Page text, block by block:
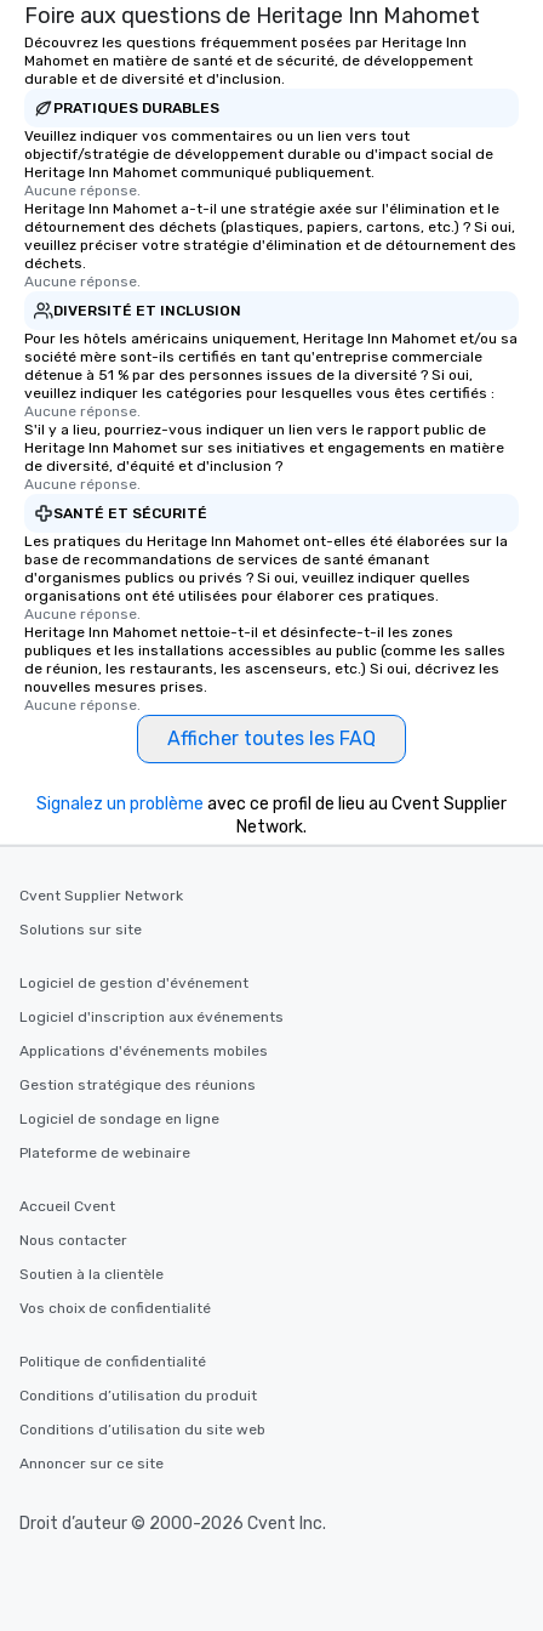
experiences not only provide more
ways to network, but a more convivial
way to do so. Large Groups Welcome
Lip Smacking Foodie Tours is ideal for
groups, small or large. Our
experiences can accommodate
groups from as few as 1 to as many
as 500 guests, making us an ideal
choice for any corporate group event.
Stress-Free Booking Process Booking
a tour is stress-free and allows you to
enjoy the company of your guests
more easily. You’ll take comfort
knowing that everything is taken care
of from the moment the tour is
booked to the minute it concludes.
Since the menu is already set, you
have nothing to worry about. Just
remember to submit ahead of the tour
date any dietary restrictions and food
allergies for anyone in your group.
Feel Like a VIP at Each Stop With Lip
Smacking Foodie Tours, you and your
group members never have to worry
about waiting in line to get into a top
restaurant or being shown to a less
than desirable table. On our tours,
everyone is treated like a VIP with
immediate seating upon arrival.
What’s more, your group may receive
from the restaurant chef. Menus can
be printed featuring your logo, too,
which can be an added bonus for all
For added ease, we can even arrange
transportation pick-up and drop-off,
for groups that desire an extra luxe
glittering lights of The Strip. A
Memorable Experience for All Lip
to gather and dine that few have
experienced, and all are sure to
are special, from the first stop to the
last. It’s an experience that attendees
One of the best reasons to book is the
experience is designed. All
restaurants are within an easy
short stroll allows your group
members a chance to engage in prime
heading to the next place on your tour
Foire aux questions de Heritage Inn Mahomet
Découvrez les questions fréquemment posées par Heritage Inn
Mahomet en matière de santé et de sécurité, de développement
durable et de diversité et d'inclusion.
PRATIQUES DURABLES
Veuillez indiquer vos commentaires ou un lien vers tout
objectif/stratégie de développement durable ou d'impact social de
Heritage Inn Mahomet communiqué publiquement.
Aucune réponse.
Heritage Inn Mahomet a-t-il une stratégie axée sur l'élimination et le
détournement des déchets (plastiques, papiers, cartons, etc.) ? Si oui,
veuillez préciser votre stratégie d'élimination et de détournement des
déchets.
Aucune réponse.
DIVERSITÉ ET INCLUSION
Pour les hôtels américains uniquement, Heritage Inn Mahomet et/ou sa
société mère sont-ils certifiés en tant qu'entreprise commerciale
détenue à 51 % par des personnes issues de la diversité ? Si oui,
veuillez indiquer les catégories pour lesquelles vous êtes certifiés :
Aucune réponse.
S'il y a lieu, pourriez-vous indiquer un lien vers le rapport public de
Heritage Inn Mahomet sur ses initiatives et engagements en matière
de diversité, d'équité et d'inclusion ?
Aucune réponse.
SANTÉ ET SÉCURITÉ
Les pratiques du Heritage Inn Mahomet ont-elles été élaborées sur la
base de recommandations de services de santé émanant
d'organismes publics ou privés ? Si oui, veuillez indiquer quelles
organisations ont été utilisées pour élaborer ces pratiques.
Aucune réponse.
Heritage Inn Mahomet nettoie-t-il et désinfecte-t-il les zones
publiques et les installations accessibles au public (comme les salles
de réunion, les restaurants, les ascenseurs, etc.) Si oui, décrivez les
nouvelles mesures prises.
Aucune réponse.
Afficher toutes les FAQ
Signalez un problème avec ce profil de lieu au Cvent Supplier
Network.
Cvent Supplier Network
Solutions sur site
Logiciel de gestion d'événement
Logiciel d'inscription aux événements
Applications d'événements mobiles
Gestion stratégique des réunions
Logiciel de sondage en ligne
Plateforme de webinaire
Accueil Cvent
Nous contacter
Soutien à la clientèle
Vos choix de confidentialité
Politique de confidentialité
Conditions d’utilisation du produit
Conditions d’utilisation du site web
Annoncer sur ce site
Droit d’auteur © 2000-2026 Cvent Inc.